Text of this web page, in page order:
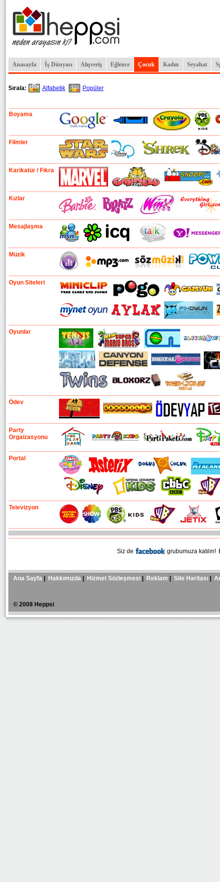
Anasayfa İş Dünyası Alışveriş Eğlence Çocuk Kadın Seyahat
Sırala: Alfabetik Popüler
Boyama
Filmler
Karikatür / Fıkra
Kızlar
Mesajlaşma
Müzik
Oyun Siteleri
Oyunlar
Ödev
Party
Orgaizasyonu
Portal
Televizyon
Siz de grubumuza katılın!
Ana Sayfa Hakkımızda Hizmet Sözleşmesi Reklam Site Haritası
© 2008 Heppsi